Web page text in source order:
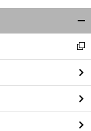
閉
る
新
し
い
ウ
ィ
ン
ド